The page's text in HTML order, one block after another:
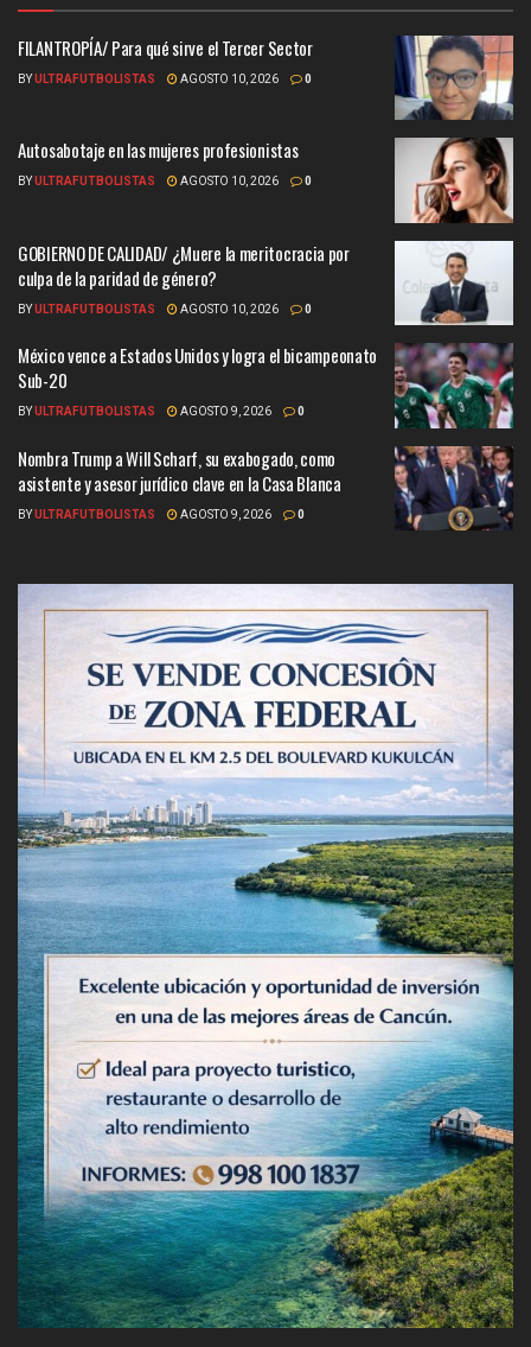
FILANTROPÍA/ Para qué sirve el Tercer Sector
BYULTRAFUTBOLISTAS AGOSTO 10, 2026 0
Autosabotaje en las mujeres profesionistas
BYULTRAFUTBOLISTAS AGOSTO 10, 2026 0
GOBIERNO DE CALIDAD/ ¿Muere la meritocracia por
culpa de la paridad de género?
BYULTRAFUTBOLISTAS AGOSTO 10, 2026 0
México vence a Estados Unidos y logra el bicampeonato
Sub-20
BYULTRAFUTBOLISTAS AGOSTO 9, 2026 0
Nombra Trump a Will Scharf, su exabogado, como
asistente y asesor jurídico clave en la Casa Blanca
BYULTRAFUTBOLISTAS AGOSTO 9, 2026 0